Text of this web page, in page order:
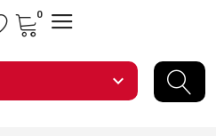
0
expand_more